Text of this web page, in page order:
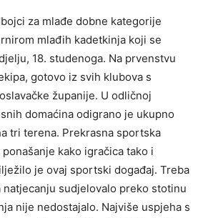
za mlađe dobne kategorije
mlađih kadetkinja koji se
18. studenoga. Na prvenstvu
gotovo iz svih klubova s
županije. U odličnoj
domaćina odigrano je ukupno
tri terena. Prekrasna sportska
kako igračica tako i
je ovaj sportski događaj. Treba
natjecanju sudjelovalo preko stotinu
nije nedostajalo. Najviše uspjeha s